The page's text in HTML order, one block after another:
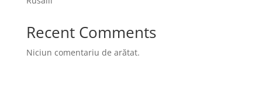
Recent Comments
Niciun comentariu de arătat.